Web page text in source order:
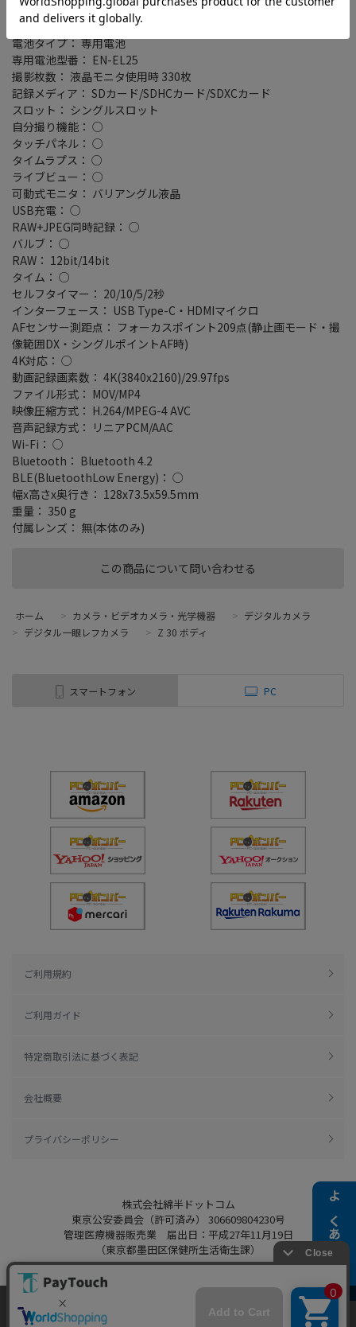
よくある質問
この商品について問い合わせる
シャッタースピード： 1/4000～30秒
液晶モニター： 3型(インチ)/104万ドット
電池タイプ： 専用電池
専用電池型番： EN-EL25
撮影枚数： 液晶モニタ使用時 330枚
記録メディア： SDカード/SDHCカード/SDXCカード
スロット： シングルスロット
自分撮り機能： ○
タッチパネル： ○
タイムラプス： ○
ライブビュー： ○
可動式モニタ： バリアングル液晶
USB充電： ○
RAW+JPEG同時記録： ○
バルブ： ○
RAW： 12bit/14bit
タイム： ○
セルフタイマー： 20/10/5/2秒
インターフェース： USB Type-C・HDMIマイクロ
AFセンサー測距点： フォーカスポイント209点(静止画モード・撮
像範囲DX・シングルポイントAF時)
4K対応： ○
動画記録画素数： 4K(3840x2160)/29.97fps
ファイル形式： MOV/MP4
映像圧縮方式： H.264/MPEG-4 AVC
音声記録方式： リニアPCM/AAC
Wi-Fi： ○
Bluetooth： Bluetooth 4.2
BLE(BluetoothLow Energy)： ○
幅x高さx奥行き： 128x73.5x59.5mm
重量： 350 g
付属レンズ： 無(本体のみ)
ホーム > カメラ・ビデオカメラ・光学機器 > デジタルカメラ
> デジタル一眼レフカメラ > Z 30 ボディ
スマートフォン PC
ご利用規約
ご利用ガイド
特定商取引法に基づく表記
会社概要
プライバシーポリシー
株式会社綿半ドットコム
東京公安委員会（許可済み） 306609804230号
管理医療機器販売業 届出日：平成27年11月19日
（東京都墨田区保健所生活衛生課）
当ウェブサイトでは、お客様により良いサービス